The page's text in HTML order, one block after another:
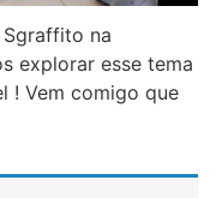
na
explorar esse tema
! Vem comigo que